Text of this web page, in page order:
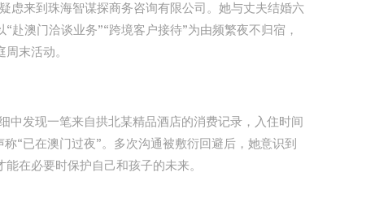
来到珠海智谋探商务咨询有限公司。她与丈夫结婚六
澳门洽谈业务”“跨境客户接待”为由频繁夜不归宿，
末活动。
发现一笔来自拱北某精品酒店的消费记录，入住时间
“已在澳门过夜”。多次沟通被敷衍回避后，她意识到
在必要时保护自己和孩子的未来。